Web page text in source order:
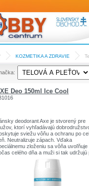
KOZMETIKA A ZDRAVIE
Deo 150ml Ice Cool
deodorant Axe je stvorený pre
ktorí vyhľadávajú
sviežu vôňu a ochranu po
Neutralizuje zápach. Vďaka
zloženiu sa vôňa uvoľňuje
celého dňa a muži si tak udržujú
po dlhú dobu. Vhodný pre